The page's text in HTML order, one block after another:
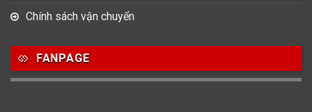
Chính sách vận chuyển
FANPAGE